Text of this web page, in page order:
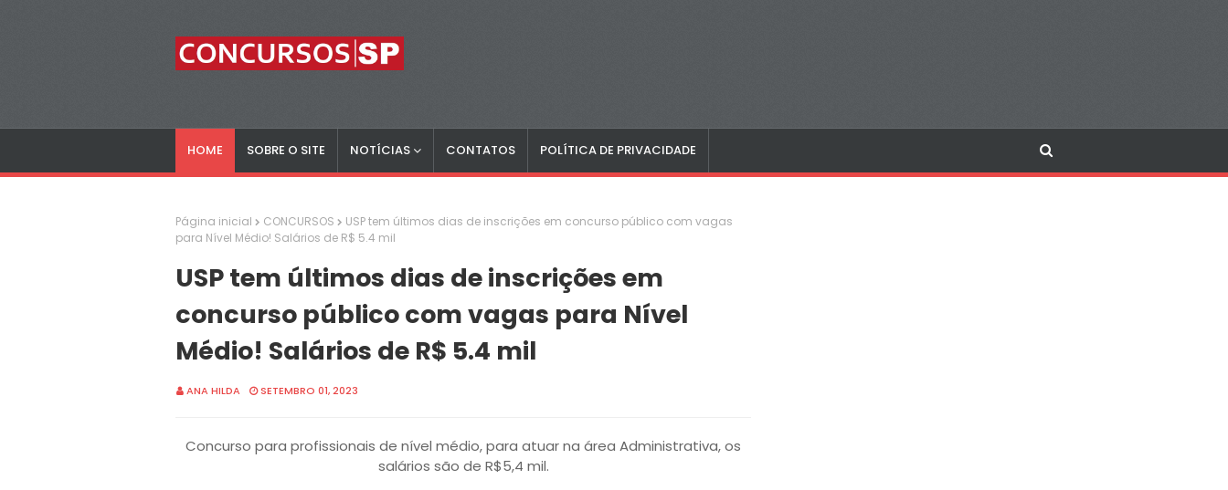
HOME SOBRE O SITE NOTÍCIAS CONTATOS POLÍTICA DE PRIVACIDADE
Página inicial CONCURSOS
USP tem últimos dias de inscrições em concurso público com vagas
para Nível Médio! Salários de R$ 5.4 mil
USP tem últimos dias de inscrições em
concurso público com vagas para Nível
Médio! Salários de R$ 5.4 mil
ANA HILDA SETEMBRO 01, 2023
Concurso para profissionais de nível médio, para atuar na área Administrativa, os
salários são de R$5,4 mil.